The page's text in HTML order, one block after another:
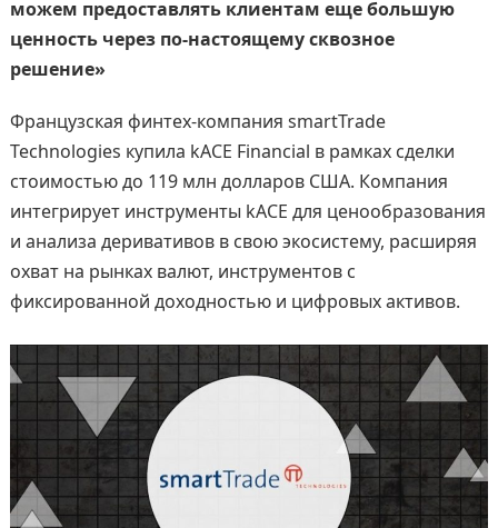
можем предоставлять клиентам еще большую
ценность через по-настоящему сквозное
решение»
Французская финтех-компания smartTrade
Technologies купила kACE Financial в рамках сделки
стоимостью до 119 млн долларов США. Компания
интегрирует инструменты kACE для ценообразования
и анализа деривативов в свою экосистему, расширяя
охват на рынках валют, инструментов с
фиксированной доходностью и цифровых активов.